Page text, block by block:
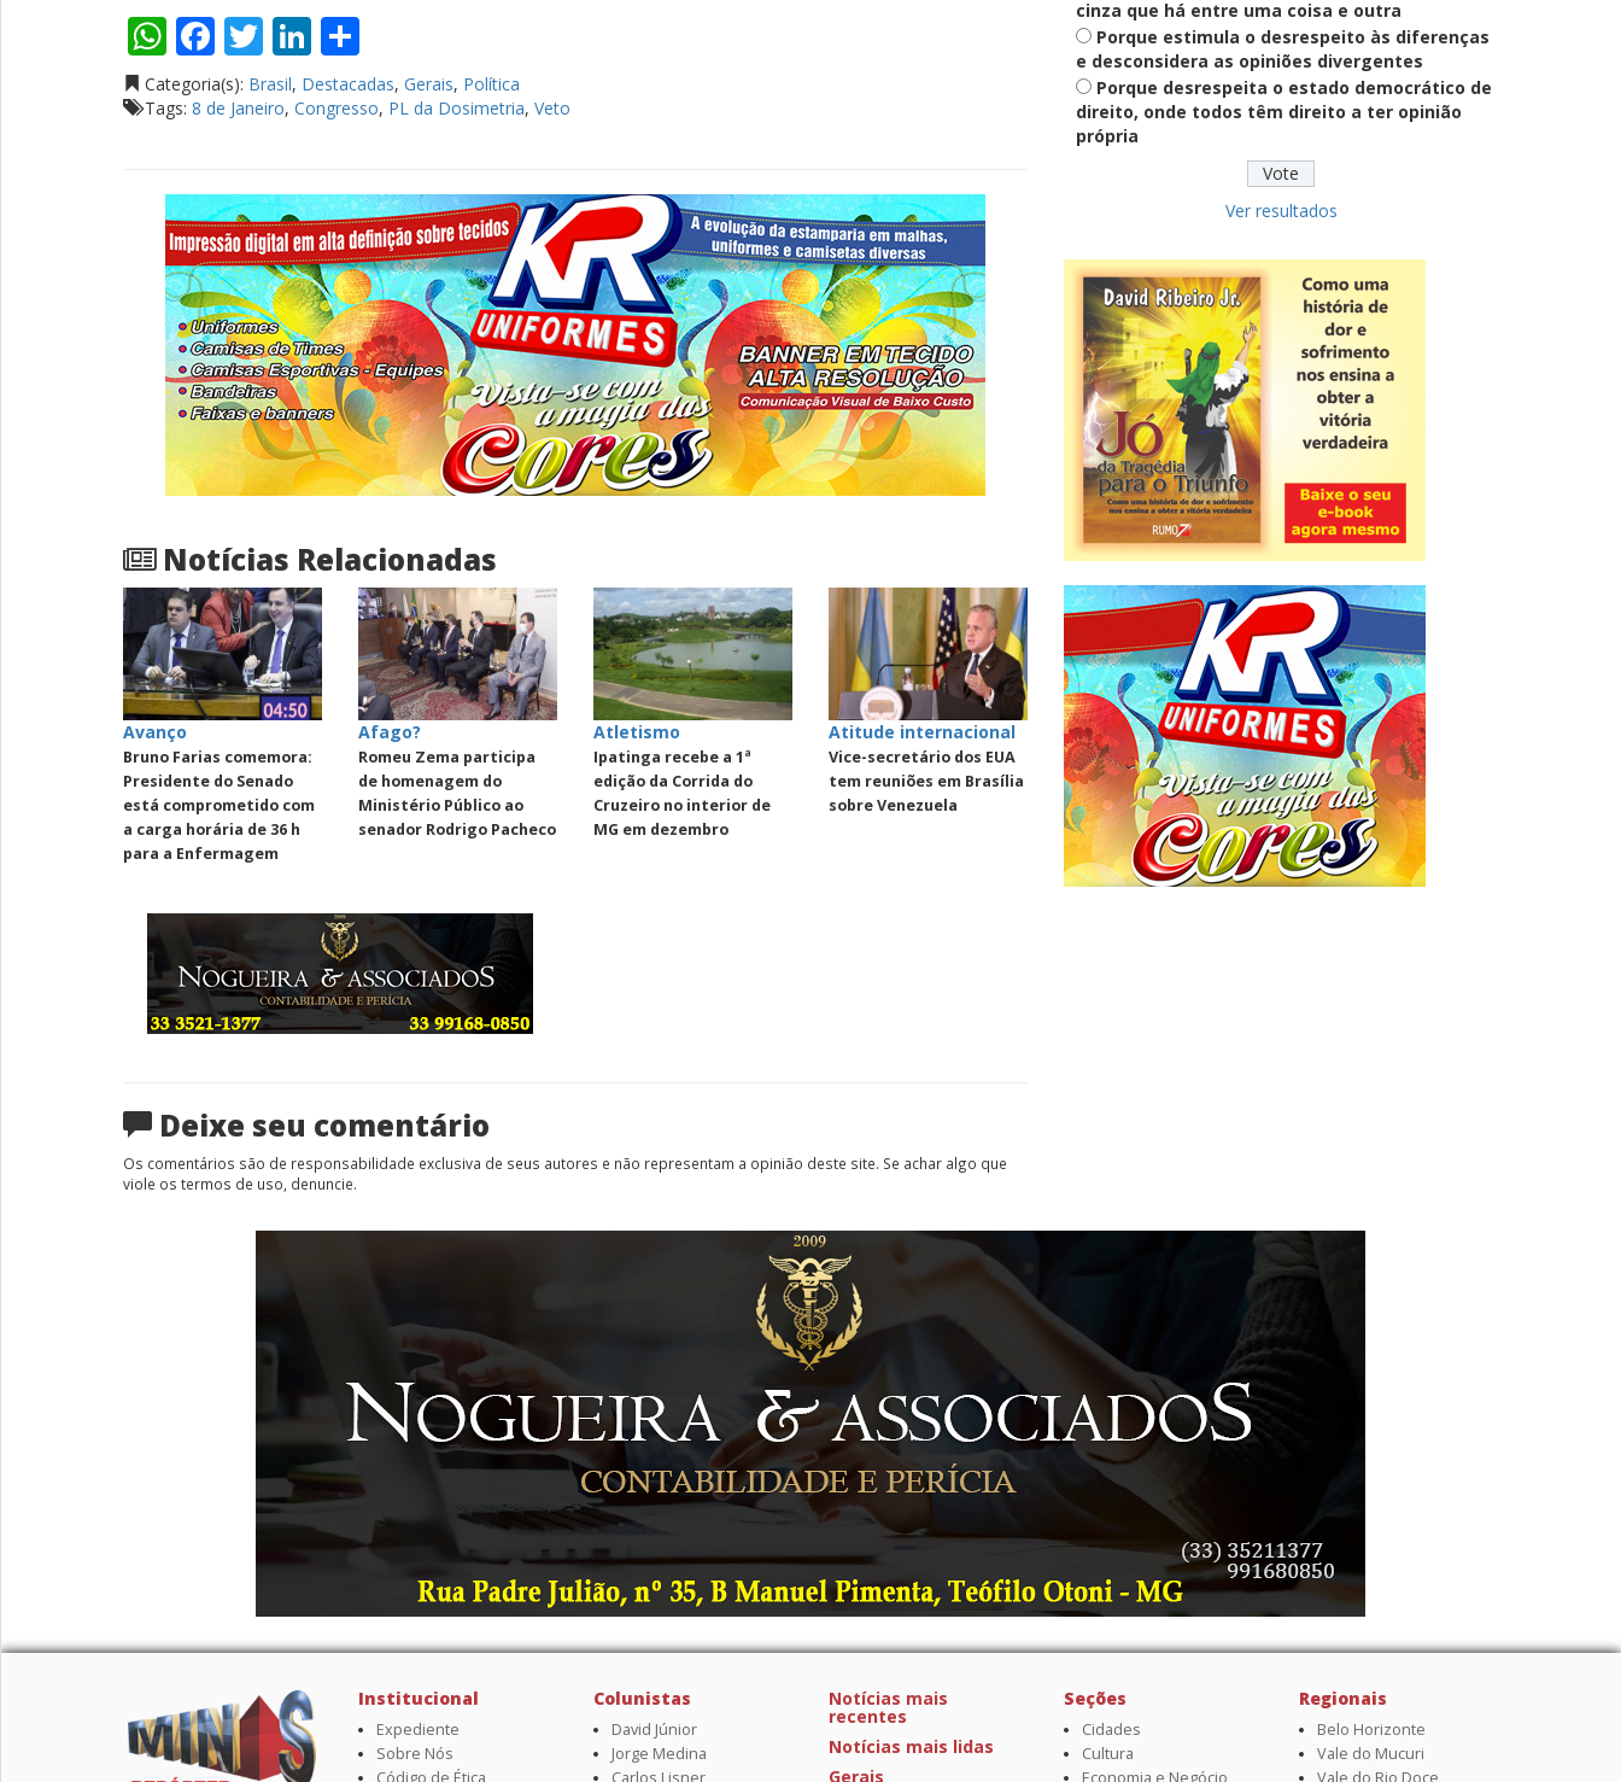
WhatsApp
Facebook
TwitterLinkedIn
Categoria(s): Brasil, Destacadas, Gerais, Política
Tags: 8 de Janeiro, Congresso, PL da Dosimetria, Veto
Notícias Relacionadas
Avanço
Bruno Farias comemora:
Presidente do Senado
está comprometido com
a carga horária de 36 h
para a Enfermagem
Afago?
Romeu Zema participa
de homenagem do
Ministério Público ao
senador Rodrigo Pacheco
Atletismo
Ipatinga recebe a 1ª
edição da Corrida do
Cruzeiro no interior de
MG em dezembro
Atitude internacional
Vice-secretário dos EUA
tem reuniões em Brasília
sobre Venezuela
Deixe seu comentário
Os comentários são de responsabilidade exclusiva de seus autores e não representam a opinião deste site. Se achar algo que
viole os termos de uso, denuncie.
Educação
Fies: pré-selecionados têm até
terça para complementar
CNPJ alfanumérico começa a ser
emitido nesta sexta
ver todas »
cinza que há entre uma coisa e outra
Porque estimula o desrespeito às diferenças
e desconsidera as opiniões divergentes
Porque desrespeita o estado democrático de
direito, onde todos têm direito a ter opinião
própria
Ver resultados
Institucional
Expediente
Sobre Nós
Código de Ética
Colunistas
David Júnior
Jorge Medina
Carlos Lisner
Notícias mais
recentes
Notícias mais lidas
Gerais
Seções
Cidades
Cultura
Economia e Negócio
Regionais
Belo Horizonte
Vale do Mucuri
Vale do Rio Doce